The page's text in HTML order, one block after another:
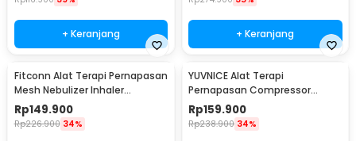
+ Keranjang + Keranjang
Fitconn Alat Terapi Pernapasan
Mesh Nebulizer Inhaler
Atomizer - MY-135B
Rp149.900
Rp226.900 34%
YUVNICE Alat Terapi
Pernapasan Compressor
Nebulizer Inhaler Atomizer -
CDC-300S
Rp159.900
Rp238.900 34%